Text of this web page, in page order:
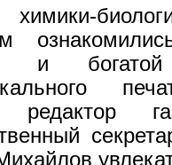
химики-
и
редактор